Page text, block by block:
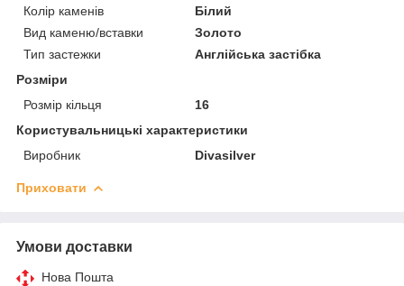
Колір каменів
Білий
Вид каменю/вставки
Золото
Тип застежки
Англійська застібка
Розміри
Розмір кільця
16
Користувальницькі характеристики
Виробник
Divasilver
Приховати
Умови доставки
Нова Пошта